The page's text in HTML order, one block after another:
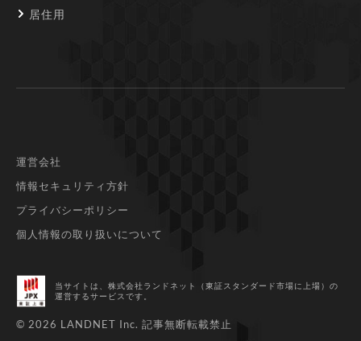
居住用
運営会社
情報セキュリティ方針
プライバシーポリシー
個人情報の取り扱いについて
当サイトは、株式会社ランドネット（東証スタンダード市場に上場） の
運営するサービスです。
© 2026 LANDNET Inc. 記事無断転載禁止